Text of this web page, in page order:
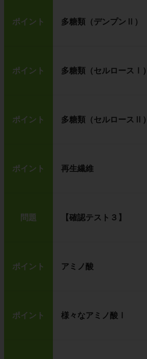
ポイント 多糖類（デンプンⅡ）
ポイント 多糖類（セルロースⅠ）
ポイント 多糖類（セルロースⅡ）
ポイント 再生繊維
問題 【確認テスト３】
ポイント アミノ酸
ポイント 様々なアミノ酸Ⅰ